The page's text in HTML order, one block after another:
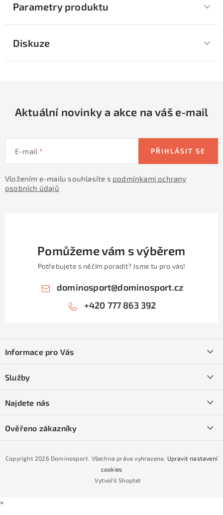
Parametry produktu
Diskuze
Aktuální novinky a akce na váš e-mail
E-mail
Vložením e-mailu souhlasíte s podmínkami ochrany
osobních údajů
PŘIHLÁSIT SE
Pomůžeme vám s výběrem
Potřebujete s něčím poradit? Jsme tu pro vás!
dominosport@dominosport.cz
+420 777 863 392
pInformace pro Vás
Obchodní podmínky
Podmínky GDPR
Podmínky nákupu na splátky ESSOX
Služby
Naše prodejna
Najdete nás
Ověřeno zákazníky
Vytvořil Shoptet
Copyright 2026 Dominosport. Všechna práva vyhrazena. Upravit nastavení
cookies
×